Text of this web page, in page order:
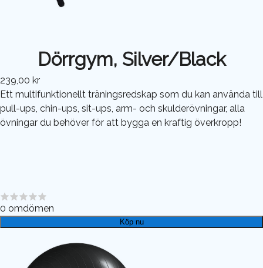
Dörrgym, Silver/Black
239,00 kr
Ett multifunktionellt träningsredskap som du kan använda till
pull-ups, chin-ups, sit-ups, arm- och skulderövningar, alla
övningar du behöver för att bygga en kraftig överkropp!
0 omdömen
Köp nu